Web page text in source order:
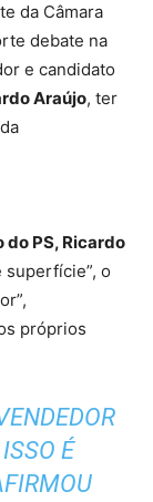
da Câmara
debate na
e candidato
Araújo, ter
PS, Ricardo
superfície”, o
próprios
É